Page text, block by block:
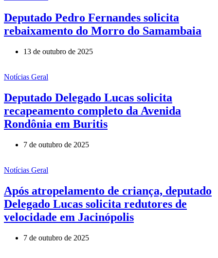
Deputado Pedro Fernandes solicita
rebaixamento do Morro do Samambaia
13 de outubro de 2025
Notícias Geral
Deputado Delegado Lucas solicita
recapeamento completo da Avenida
Rondônia em Buritis
7 de outubro de 2025
Notícias Geral
Após atropelamento de criança, deputado
Delegado Lucas solicita redutores de
velocidade em Jacinópolis
7 de outubro de 2025